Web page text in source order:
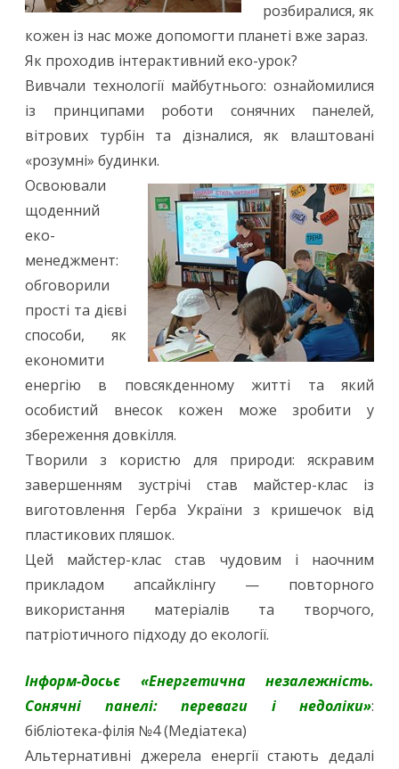
розбиралися, як
кожен із нас може допомогти планеті вже зараз.
Як проходив інтерактивний еко-урок?
Вивчали технології майбутнього: ознайомилися
із принципами роботи сонячних панелей,
вітрових турбін та дізналися, як влаштовані
«розумні» будинки.
Освоювали
щоденний
еко-
менеджмент:
обговорили
прості та дієві
способи, як
економити
енергію в повсякденному житті та який
особистий внесок кожен може зробити у
збереження довкілля.
Творили з користю для природи: яскравим
завершенням зустрічі став майстер-клас із
виготовлення Герба України з кришечок від
пластикових пляшок.
Цей майстер-клас став чудовим і наочним
прикладом апсайклінгу — повторного
використання матеріалів та творчого,
патріотичного підходу до екології.
Інформ-досьє «Енергетична незалежність.
Сонячні панелі: переваги і недоліки»:
бібліотека-філія №4 (Медіатека)
Альтернативні джерела енергії стають дедалі